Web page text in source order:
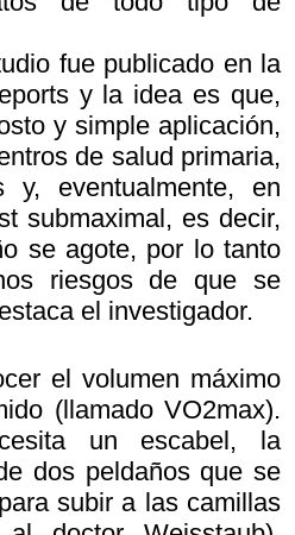
fue publicado en la
y la idea es que,
y simple aplicación,
de salud primaria,
y, eventualmente, en
submaximal, es decir,
se agote, por lo tanto
riesgos de que se
el investigador.
el volumen máximo
(llamado VO2max).
un escabel, la
dos peldaños que se
subir a las camillas